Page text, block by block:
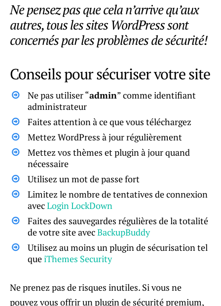
Ne pensez pas que cela n’arrive qu’aux
autres, tous les sites WordPress sont
concernés par les problèmes de sécurité!
Conseils pour sécuriser votre site
Ne pas utiliser “admin” comme identifiant
administrateur
Faites attention à ce que vous téléchargez
Mettez WordPress à jour régulièrement
Mettez vos thèmes et plugin à jour quand
nécessaire
Utilisez un mot de passe fort
Limitez le nombre de tentatives de connexion
avecLogin LockDown
Faites des sauvegardes régulières de la totalité
de votre site avecBackupBuddy
Utilisez au moins un plugin de sécurisation tel
queiThemes Security
Ne prenez pas de risques inutiles. Si vous ne
pouvez vous offrir un plugin de sécurité premium,